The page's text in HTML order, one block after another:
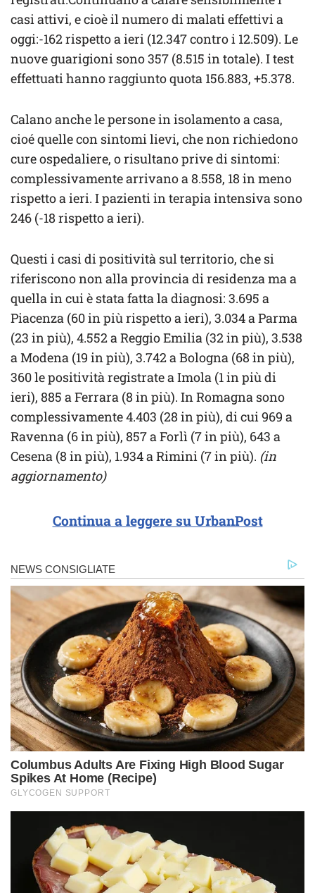
casi attivi, e cioè il numero di malati effettivi a
oggi:-162 rispetto a ieri (12.347 contro i 12.509). Le
nuove guarigioni sono 357 (8.515 in totale). I test
effettuati hanno raggiunto quota 156.883, +5.378.
Calano anche le persone in isolamento a casa,
cioé quelle con sintomi lievi, che non richiedono
cure ospedaliere, o risultano prive di sintomi:
complessivamente arrivano a 8.558, 18 in meno
rispetto a ieri. I pazienti in terapia intensiva sono
246 (-18 rispetto a ieri).
Questi i casi di positività sul territorio, che si
riferiscono non alla provincia di residenza ma a
quella in cui è stata fatta la diagnosi: 3.695 a
Piacenza (60 in più rispetto a ieri), 3.034 a Parma
(23 in più), 4.552 a Reggio Emilia (32 in più), 3.538
a Modena (19 in più), 3.742 a Bologna (68 in più),
360 le positività registrate a Imola (1 in più di
ieri), 885 a Ferrara (8 in più). In Romagna sono
complessivamente 4.403 (28 in più), di cui 969 a
Ravenna (6 in più), 857 a Forlì (7 in più), 643 a
Cesena (8 in più), 1.934 a Rimini (7 in più). (in
aggiornamento)
Continua a leggere su UrbanPost